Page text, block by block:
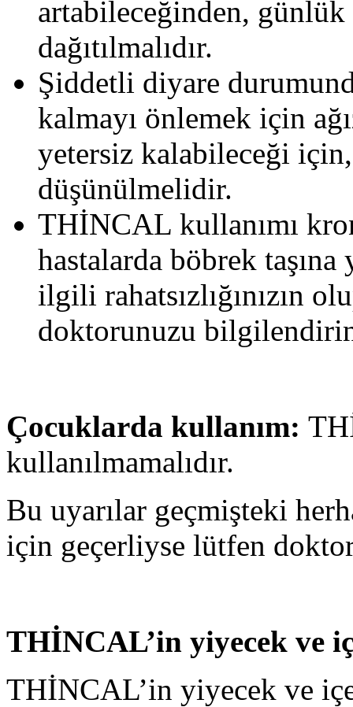
artabileceğinden, günlük
dağıtılmalıdır.
Şiddetli diyare
kalmayı önlemek için
yetersiz kalabileceği
düşünülmelidir.
THİNCAL kullanımı
hastalarda böbrek
ilgili rahatsızlığınızın
doktorunuzu
Çocuklarda kullanım:
kullanılmamalıdır.
Bu uyarılar geçmişteki
için geçerliyse lütfen
THİNCAL’in yiyecek ve
THİNCAL’in yiyecek ve